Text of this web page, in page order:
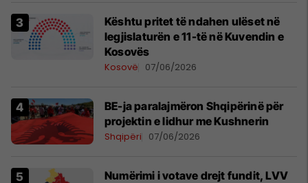
Kështu pritet të ndahen ulëset në
legjislaturën e 11-të në Kuvendin e
Kosovës
Kosovë 07/06/2026
BE-ja paralajmëron Shqipërinë për
projektin e lidhur me Kushnerin
Shqipëri 07/06/2026
Numërimi i votave drejt fundit, LVV